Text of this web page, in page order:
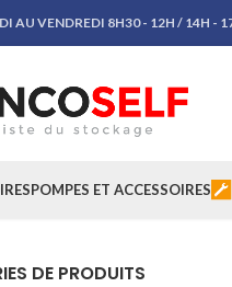
AU VENDREDI 8H30 - 12H / 14H -
POMPES ET ACCESSOIRES
DE PRODUITS